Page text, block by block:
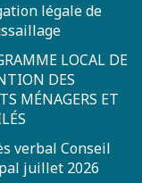
légale de
LOCAL DE
DES
MÉNAGERS ET
verbal Conseil
juillet 2026